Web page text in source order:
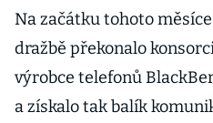
Na začátku tohoto
dražbě překonalo
výrobce telefonů
a získalo tak balík